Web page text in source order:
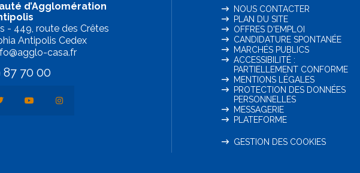
d’Agglomération
- 449, route des Crêtes
Antipolis Cedex
casa.fr
87 70 00
NOUS CONTACTER
PLAN DU SITE
OFFRES D'EMPLOI
CANDIDATURE SPONTANÉE
MARCHÉS PUBLICS
ACCESSIBILITÉ :
PARTIELLEMENT CONFORME
MENTIONS LÉGALES
PROTECTION DES DONNÉES
PERSONNELLES
MESSAGERIE
PLATEFORME
GESTION DES COOKIES